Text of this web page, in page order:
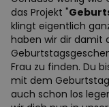
das Projekt "
klingt eigentlich
haben wir dir damit
Frau zu finden. Du
mit dem
auch schon los